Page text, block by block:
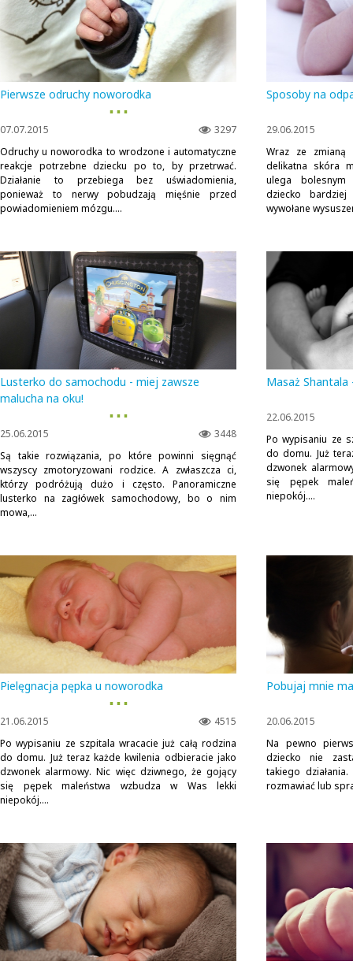
Pierwsze odruchy noworodka
▪ ▪ ▪
3297
07.07.2015
Odruchy u noworodka to wrodzone i automatyczne
reakcje potrzebne dziecku po to, by przetrwać.
Działanie to przebiega bez uświadomienia,
ponieważ to nerwy pobudzają mięśnie przed
powiadomieniem mózgu....
Sposoby na
29.06.2015
Wraz ze zmianą
delikatna skóra
ulega
dziecko
wywołane
Lusterko do samochodu - miej zawsze
malucha na oku!
▪ ▪ ▪
3448
25.06.2015
Są takie rozwiązania, po które powinni sięgnąć
wszyscy zmotoryzowani rodzice. A zwłaszcza ci,
którzy podróżują dużo i często. Panoramiczne
lusterko na zagłówek samochodowy, bo o nim
mowa,...
Masaż
22.06.2015
Po wypisaniu ze
do domu. Już
dzwonek
się pępek
niepokój....
Pielęgnacja pępka u noworodka
▪ ▪ ▪
4515
21.06.2015
Po wypisaniu ze szpitala wracacie już całą rodzina
do domu. Już teraz każde kwilenia odbieracie jako
dzwonek alarmowy. Nic więc dziwnego, że gojący
się pępek maleństwa wzbudza w Was lekki
niepokój....
Pobujaj mnie
20.06.2015
Na pewno
dziecko nie
takiego
rozmawiać lub